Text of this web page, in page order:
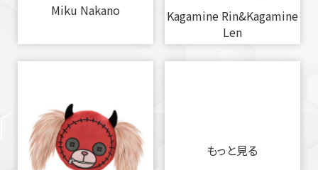
Miku Nakano
Kagamine Rin&Kagamine
Len
もっと見る